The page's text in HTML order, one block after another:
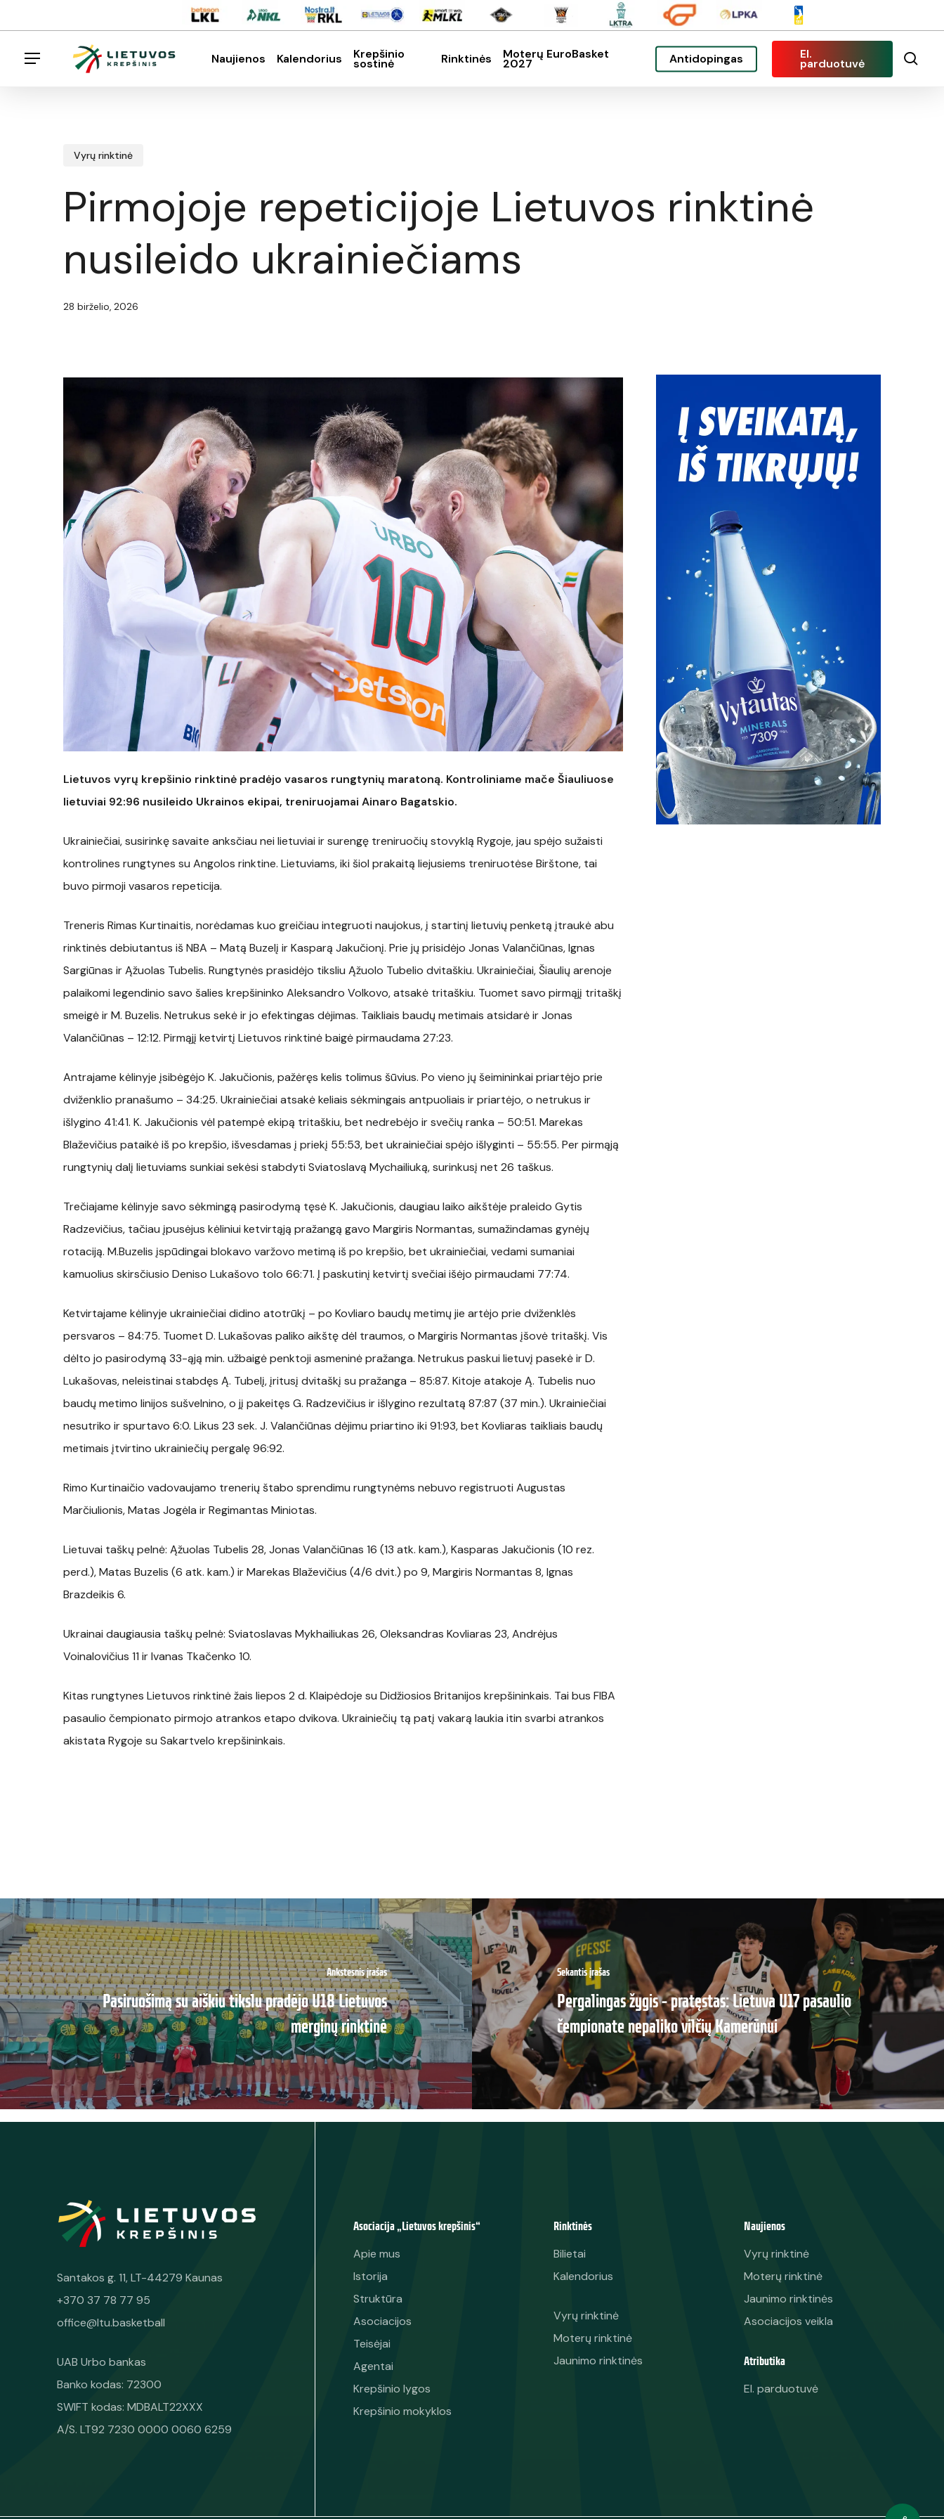
to
Menu
Naujienos Kalendorius Krepšinio
sostinė Rinktinės Moterų EuroBasket
2027 Antidopingas El.
parduotuvė
Vyrų rinktinė
Pirmojoje repeticijoje Lietuvos rinktinė
nusileido ukrainiečiams
28 birželio, 2026
Lietuvos vyrų krepšinio rinktinė pradėjo vasaros rungtynių maratoną. Kontroliniame mače Šiauliuose
lietuviai 92:96 nusileido Ukrainos ekipai, treniruojamai Ainaro Bagatskio.
Ukrainiečiai, susirinkę savaite anksčiau nei lietuviai ir surengę treniruočių stovyklą Rygoje, jau spėjo sužaisti
kontrolines rungtynes su Angolos rinktine. Lietuviams, iki šiol prakaitą liejusiems treniruotėse Birštone, tai
buvo pirmoji vasaros repeticija.
Treneris Rimas Kurtinaitis, norėdamas kuo greičiau integruoti naujokus, į startinį lietuvių penketą įtraukė abu
rinktinės debiutantus iš NBA – Matą Buzelį ir Kasparą Jakučionį. Prie jų prisidėjo Jonas Valančiūnas, Ignas
Sargiūnas ir Ąžuolas Tubelis. Rungtynės prasidėjo tiksliu Ąžuolo Tubelio dvitaškiu. Ukrainiečiai, Šiaulių arenoje
palaikomi legendinio savo šalies krepšininko Aleksandro Volkovo, atsakė tritaškiu. Tuomet savo pirmąjį tritaškį
smeigė ir M. Buzelis. Netrukus sekė ir jo efektingas dėjimas. Taikliais baudų metimais atsidarė ir Jonas
Valančiūnas – 12:12. Pirmąjį ketvirtį Lietuvos rinktinė baigė pirmaudama 27:23.
Antrajame kėlinyje įsibėgėjo K. Jakučionis, pažėręs kelis tolimus šūvius. Po vieno jų šeimininkai priartėjo prie
dviženklio pranašumo – 34:25. Ukrainiečiai atsakė keliais sėkmingais antpuoliais ir priartėjo, o netrukus ir
išlygino 41:41. K. Jakučionis vėl patempė ekipą tritaškiu, bet nedrebėjo ir svečių ranka – 50:51. Marekas
Blaževičius pataikė iš po krepšio, išvesdamas į priekį 55:53, bet ukrainiečiai spėjo išlyginti – 55:55. Per pirmąją
rungtynių dalį lietuviams sunkiai sekėsi stabdyti Sviatoslavą Mychailiuką, surinkusį net 26 taškus.
Trečiajame kėlinyje savo sėkmingą pasirodymą tęsė K. Jakučionis, daugiau laiko aikštėje praleido Gytis
Radzevičius, tačiau įpusėjus kėliniui ketvirtąją pražangą gavo Margiris Normantas, sumažindamas gynėjų
rotaciją. M.Buzelis įspūdingai blokavo varžovo metimą iš po krepšio, bet ukrainiečiai, vedami sumaniai
kamuolius skirsčiusio Deniso Lukašovo tolo 66:71. Į paskutinį ketvirtį svečiai išėjo pirmaudami 77:74.
Ketvirtajame kėlinyje ukrainiečiai didino atotrūkį – po Kovliaro baudų metimų jie artėjo prie dviženklės
persvaros – 84:75. Tuomet D. Lukašovas paliko aikštę dėl traumos, o Margiris Normantas įšovė tritaškį. Vis
dėlto jo pasirodymą 33-ąją min. užbaigė penktoji asmeninė pražanga. Netrukus paskui lietuvį pasekė ir D.
Lukašovas, neleistinai stabdęs Ą. Tubelį, įritusį dvitaškį su pražanga – 85:87. Kitoje atakoje Ą. Tubelis nuo
baudų metimo linijos sušvelnino, o jį pakeitęs G. Radzevičius ir išlygino rezultatą 87:87 (37 min.). Ukrainiečiai
nesutriko ir spurtavo 6:0. Likus 23 sek. J. Valančiūnas dėjimu priartino iki 91:93, bet Kovliaras taikliais baudų
metimais įtvirtino ukrainiečių pergalę 96:92.
Rimo Kurtinaičio vadovaujamo trenerių štabo sprendimu rungtynėms nebuvo registruoti Augustas
Marčiulionis, Matas Jogėla ir Regimantas Miniotas.
Lietuvai taškų pelnė: Ąžuolas Tubelis 28, Jonas Valančiūnas 16 (13 atk. kam.), Kasparas Jakučionis (10 rez.
perd.), Matas Buzelis (6 atk. kam.) ir Marekas Blaževičius (4/6 dvit.) po 9, Margiris Normantas 8, Ignas
Brazdeikis 6.
Ukrainai daugiausia taškų pelnė: Sviatoslavas Mykhailiukas 26, Oleksandras Kovliaras 23, Andrėjus
Voinalovičius 11 ir Ivanas Tkačenko 10.
Kitas rungtynes Lietuvos rinktinė žais liepos 2 d. Klaipėdoje su Didžiosios Britanijos krepšininkais. Tai bus FIBA
pasaulio čempionato pirmojo atrankos etapo dvikova. Ukrainiečių tą patį vakarą laukia itin svarbi atrankos
akistata Rygoje su Sakartvelo krepšininkais.
Ankstesnis įrašas
Pasiruošimą su aiškiu tikslu pradėjo U18 Lietuvos
merginų rinktinė
Sekantis įrašas
Pergalingas žygis – pratęstas: Lietuva U17 pasaulio
čempionate nepaliko vilčių Kamerūnui
Santakos g. 11, LT-44279 Kaunas
+370 37 78 77 95
office@ltu.basketball
UAB Urbo bankas
Banko kodas: 72300
SWIFT kodas: MDBALT22XXX
A/S. LT92 7230 0000 0060 6259
Asociacija „Lietuvos krepšinis“
Apie mus
Istorija
Struktūra
Asociacijos
Teisėjai
Agentai
Krepšinio lygos
Krepšinio mokyklos
Rinktinės
Bilietai
Kalendorius
Vyrų rinktinė
Moterų rinktinė
Jaunimo rinktinės
Naujienos
Vyrų rinktinė
Moterų rinktinė
Jaunimo rinktinės
Asociacijos veikla
Atributika
El. parduotuvė